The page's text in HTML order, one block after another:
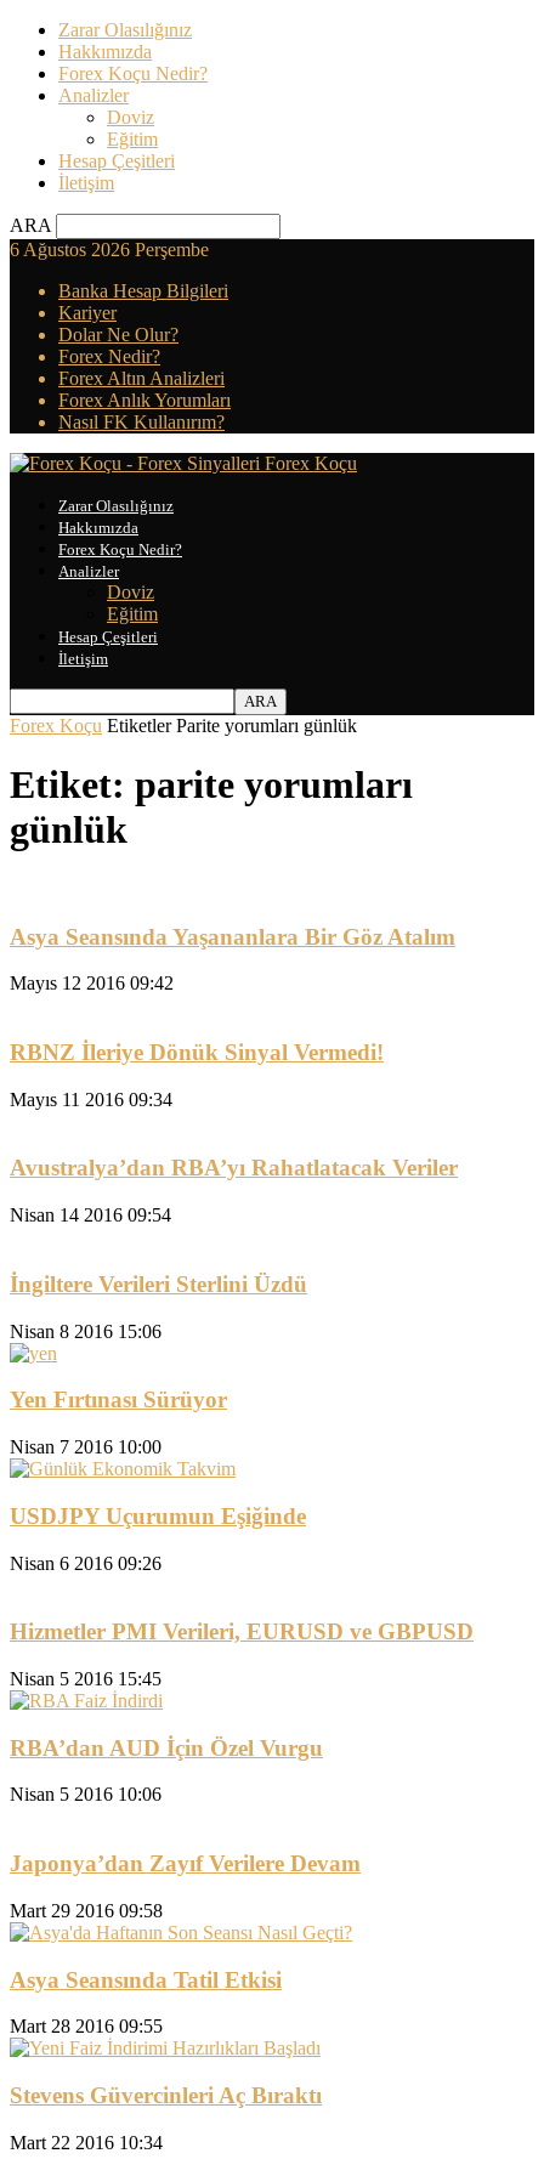
Zarar Olasılığınız
Hakkımızda
Forex Koçu Nedir?
Analizler
Doviz
Eğitim
Hesap Çeşitleri
İletişim
ARA
6 Ağustos 2026 Perşembe
Banka Hesap Bilgileri
Kariyer
Dolar Ne Olur?
Forex Nedir?
Forex Altın Analizleri
Forex Anlık Yorumları
Nasıl FK Kullanırım?
Forex Koçu
Zarar Olasılığınız
Hakkımızda
Forex Koçu Nedir?
Analizler
Doviz
Eğitim
Hesap Çeşitleri
İletişim
Forex Koçu Etiketler Parite yorumları günlük
Etiket: parite yorumları
günlük
Asya Seansında Yaşananlara Bir Göz Atalım
Mayıs 12 2016 09:42
RBNZ İleriye Dönük Sinyal Vermedi!
Mayıs 11 2016 09:34
Avustralya’dan RBA’yı Rahatlatacak Veriler
Nisan 14 2016 09:54
İngiltere Verileri Sterlini Üzdü
Nisan 8 2016 15:06
Yen Fırtınası Sürüyor
Nisan 7 2016 10:00
USDJPY Uçurumun Eşiğinde
Nisan 6 2016 09:26
Hizmetler PMI Verileri, EURUSD ve GBPUSD
Nisan 5 2016 15:45
RBA’dan AUD İçin Özel Vurgu
Nisan 5 2016 10:06
Japonya’dan Zayıf Verilere Devam
Mart 29 2016 09:58
Asya Seansında Tatil Etkisi
Mart 28 2016 09:55
Stevens Güvercinleri Aç Bıraktı
Mart 22 2016 10:34